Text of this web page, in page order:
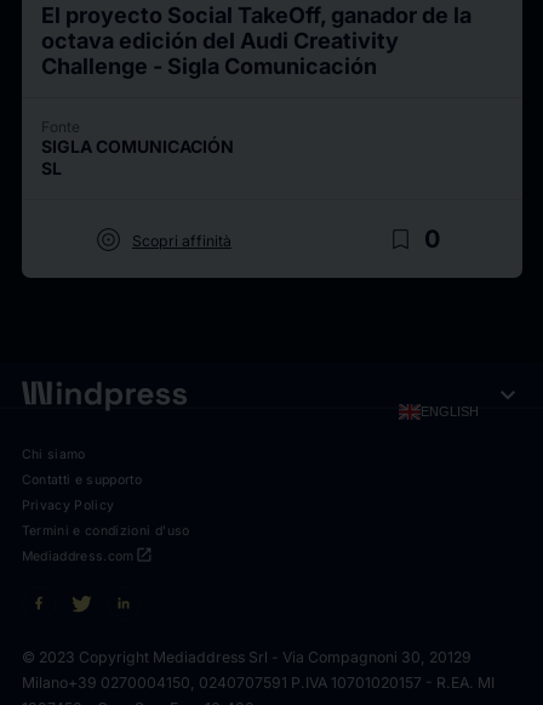
El proyecto Social TakeOff, ganador de la
octava edición del Audi Creativity
Challenge - Sigla Comunicación
Fonte
SIGLA COMUNICACIÓN
SL
target Scopri affinità bookmark_border 0
ENGLISH expand_more
Chi siamo
Contatti e supporto
Privacy Policy
Termini e condizioni d'uso
open_in_new
Mediaddress.com
© 2023 Copyright Mediaddress Srl - Via Compagnoni 30, 20129
Milano+39 0270004150, 0240707591 P.IVA 10701020157 - R.EA. MI